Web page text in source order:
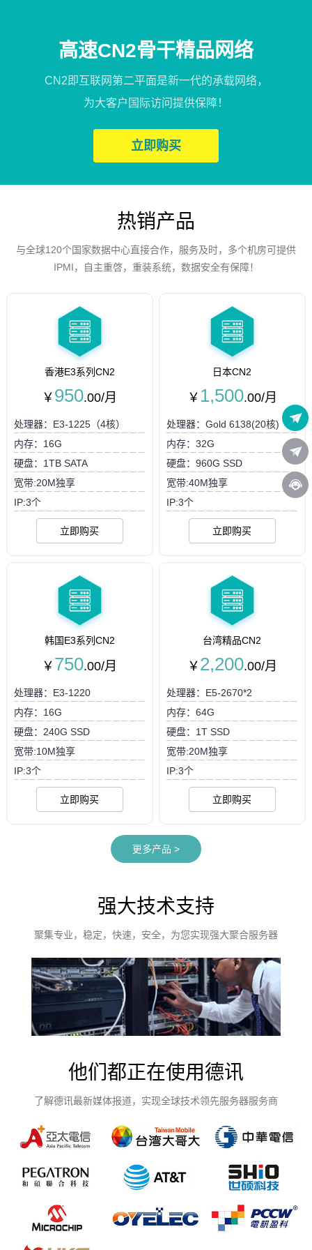
高速CN2骨干精品网络
CN2即互联网第二平面是新一代的承载网络，
为大客户国际访问提供保障！
立即购买
热销产品
与全球120个国家数据中心直接合作，服务及时，多个机房可提供
IPMI，自主重啓，重装系统，数据安全有保障！
香港E3系列CN2
￥ 950.00/月
处理器：E3-1225（4核）
内存：16G
硬盘：1TB SATA
宽带:20M独享
IP:3个
立即购买
日本CN2
￥ 1,500.00/月
处理器：Gold 6138(20核)
内存：32G
硬盘：960G SSD
宽带:40M独享
IP:3个
立即购买
韩国E3系列CN2
￥ 750.00/月
处理器：E3-1220
内存：16G
硬盘：240G SSD
宽带:10M独享
IP:3个
立即购买
台湾精品CN2
￥ 2,200.00/月
处理器：E5-2670*2
内存：64G
硬盘：1T SSD
宽带:20M独享
IP:3个
立即购买
更多产品 >
强大技术支持
聚集专业，稳定，快速，安全，为您实现强大聚合服务器
他们都正在使用德讯
了解德讯最新媒体报道，实现全球技术领先服务器服务商